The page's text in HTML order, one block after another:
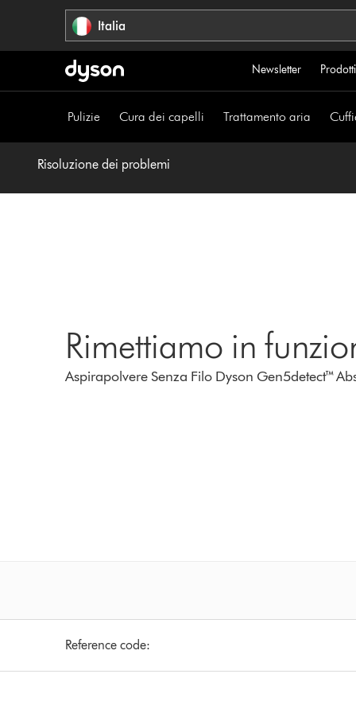
Italia
Newsletter
Pulizie Cura dei capelli Trattamento aria
Risoluzione dei problemi
Rimettiamo in
Aspirapolvere Senza Filo Dyson Gen5detect™
Reference code: